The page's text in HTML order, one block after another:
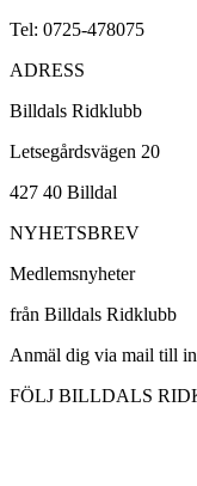
Tel: 0725-478075
ADRESS
Billdals Ridklubb
Letsegårdsvägen 20
427 40 Billdal
NYHETSBREV
Medlemsnyheter
från Billdals Ridklubb
Anmäl dig via mail till
FÖLJ BILLDALS